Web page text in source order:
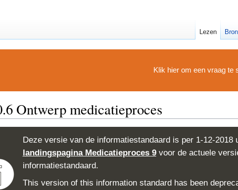
Klik hier om een vraag te
Ontwerp medicatieproces
Deze versie van de informatiestandaard is per 1-12-2018
landingspagina Medicatieproces 9voor de actuele
informatiestandaard.
This version of this information standard has been
Lezen